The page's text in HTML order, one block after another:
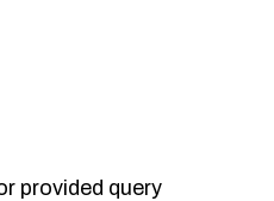
provided query